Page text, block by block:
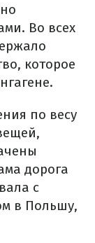
Во всех
которое
по весу
дорога
с
в Польшу,